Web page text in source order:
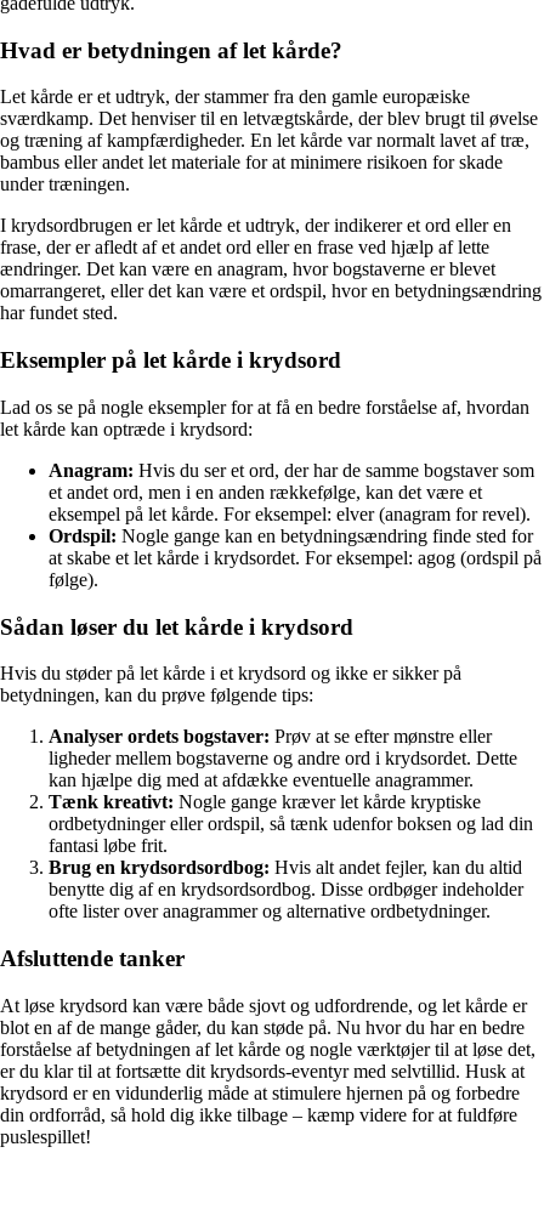
Hvad er betydningen af let kårde?
Let kårde er et udtryk, der stammer fra den gamle europæiske
sværdkamp. Det henviser til en letvægtskårde, der blev brugt til øvelse
og træning af kampfærdigheder. En let kårde var normalt lavet af træ,
bambus eller andet let materiale for at minimere risikoen for skade
under træningen.
I krydsordbrugen er let kårde et udtryk, der indikerer et ord eller en
frase, der er afledt af et andet ord eller en frase ved hjælp af lette
ændringer. Det kan være en anagram, hvor bogstaverne er blevet
omarrangeret, eller det kan være et ordspil, hvor en betydningsændring
har fundet sted.
Eksempler på let kårde i krydsord
Lad os se på nogle eksempler for at få en bedre forståelse af, hvordan
let kårde kan optræde i krydsord:
Anagram: Hvis du ser et ord, der har de samme bogstaver som
et andet ord, men i en anden rækkefølge, kan det være et
eksempel på let kårde. For eksempel: elver (anagram for revel).
Ordspil: Nogle gange kan en betydningsændring finde sted for
at skabe et let kårde i krydsordet. For eksempel: agog (ordspil på
følge).
Sådan løser du let kårde i krydsord
Hvis du støder på let kårde i et krydsord og ikke er sikker på
betydningen, kan du prøve følgende tips:
Analyser ordets bogstaver: Prøv at se efter mønstre eller
ligheder mellem bogstaverne og andre ord i krydsordet. Dette
kan hjælpe dig med at afdække eventuelle anagrammer.
Tænk kreativt: Nogle gange kræver let kårde kryptiske
ordbetydninger eller ordspil, så tænk udenfor boksen og lad din
fantasi løbe frit.
Brug en krydsordsordbog: Hvis alt andet fejler, kan du altid
benytte dig af en krydsordsordbog. Disse ordbøger indeholder
ofte lister over anagrammer og alternative ordbetydninger.
Afsluttende tanker
At løse krydsord kan være både sjovt og udfordrende, og let kårde er
blot en af de mange gåder, du kan støde på. Nu hvor du har en bedre
forståelse af betydningen af let kårde og nogle værktøjer til at løse det,
er du klar til at fortsætte dit krydsords-eventyr med selvtillid. Husk at
krydsord er en vidunderlig måde at stimulere hjernen på og forbedre
din ordforråd, så hold dig ikke tilbage – kæmp videre for at fuldføre
puslespillet!